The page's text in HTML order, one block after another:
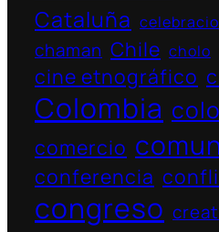
Cataluña
chaman Chile cholo
cine etnográfico
Colombia
comercio
conferencia
congreso